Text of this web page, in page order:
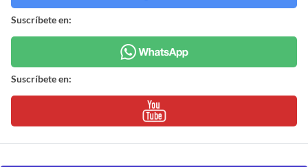
Suscríbete en:
Suscríbete en: